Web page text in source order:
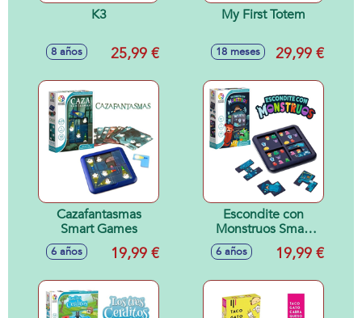
K3
8 años 25,99 €
My First Totem
18 meses 29,99 €
Cazafantasmas
Smart Games
6 años 19,99 €
Escondite con
Monstruos Smart
Games
6 años 19,99 €